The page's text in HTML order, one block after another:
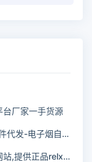
台厂家一手货源
子烟自助下单网站
供正品relx货源